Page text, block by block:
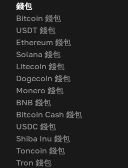
錢包
Bitcoin 錢包
USDT 錢包
Ethereum 錢包
Solana 錢包
Litecoin 錢包
Dogecoin 錢包
Monero 錢包
BNB 錢包
Bitcoin Cash 錢包
USDC 錢包
Shiba Inu 錢包
Toncoin 錢包
Tron 錢包